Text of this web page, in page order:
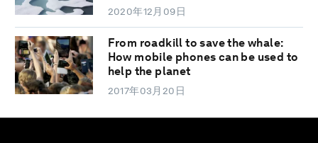
2020年12月09日
From roadkill to save the whale:
How mobile phones can be used to
help the planet
2017年03月20日